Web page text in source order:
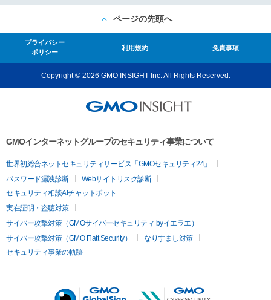
ページの先頭へ
プライバシー
ポリシー
利用規約 免責事項
Copyright © 2026 GMO INSIGHT Inc. All Rights Reserved.
GMOインターネットグループのセキュリティ事業について
世界初総合ネットセキュリティサービス「GMOセキュリティ24」
パスワード漏洩診断
Webサイトリスク診断
セキュリティ相談AIチャットボット
実在証明・盗聴対策
サイバー攻撃対策（GMOサイバーセキュリティ byイエラエ）
サイバー攻撃対策（GMO Flatt Security）
なりすまし対策
セキュリティ事業の軌跡